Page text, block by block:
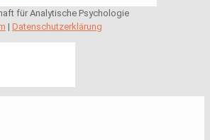
für Analytische Psychologie
| Datenschutzerklärung